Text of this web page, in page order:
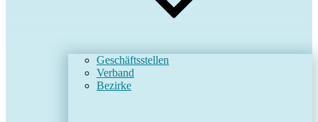
Geschäftsstellen
Verband
Bezirke